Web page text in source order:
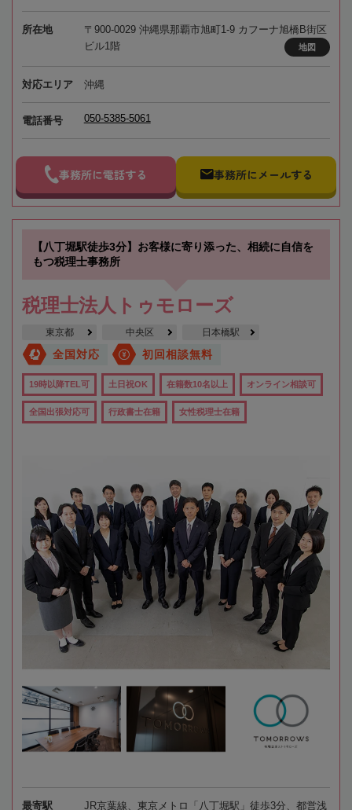
所在地
〒900-0029 沖縄県那覇市旭町1-9 カフーナ旭橋B街区
ビル1階
地図
対応エリア 沖縄
電話番号 050-5385-5061
事務所に電話する 事務所にメールする
【八丁堀駅徒歩3分】お客様に寄り添った、相続に自信を
もつ税理士事務所
税理士法人トゥモローズ
東京都 中央区 日本橋駅
全国対応 初回相談無料
19時以降TEL可 土日祝OK 在籍数10名以上 オンライン相談可
全国出張対応可 行政書士在籍 女性税理士在籍
最寄駅
JR京葉線、東京メトロ「八丁堀駅」徒歩3分、都営浅